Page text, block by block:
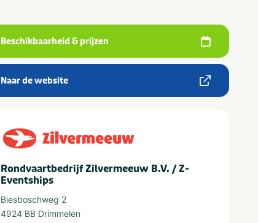
Beschikbaarheid & prijzen
Naar de website
Rondvaartbedrijf Zilvermeeuw B.V. / Z-
Eventships
Biesboschweg 2
4924 BB Drimmelen